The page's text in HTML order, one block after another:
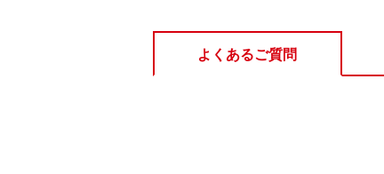
よくあるご質問